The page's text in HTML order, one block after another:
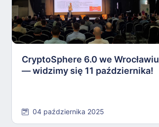
CryptoSphere 6.0 we Wrocławiu
— widzimy się 11 października!
04 października 2025